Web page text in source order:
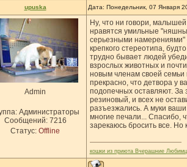
upuska Дата: Понедельник, 07 Января
Admin
Администраторы
Сообщений: 7216
Статус: Offline
Ну, что ни говори,
нравятся умильные
серьезными намерениями"
крепкого стереотипа,
трудно бывает людей
взрослых животных и
новым членам своей семьи
прекрасно, что детвора у
подопечных оставляют. За
резиновый, и всех не
разъезжались. А муки
многие печали... Спасибо,
зарекаюсь бросить все. Но
кошки из приюта Вчерашние